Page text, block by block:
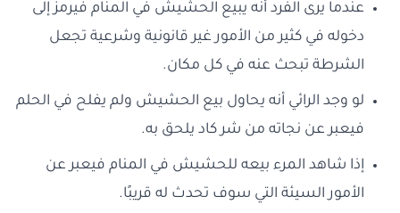
عندما يرى الفرد أنه يبيع الحشيش في المنام فيرمز إلى
دخوله في كثير من الأمور غير قانونية وشرعية تجعل
الشرطة تبحث عنه في كل مكان.
لو وجد الرائي أنه يحاول بيع الحشيش ولم يفلح في الحلم
فيعبر عن نجاته من شر كاد يلحق به.
إذا شاهد المرء بيعه للحشيش في المنام فيعبر عن
الأمور السيئة التي سوف تحدث له قريبًا.